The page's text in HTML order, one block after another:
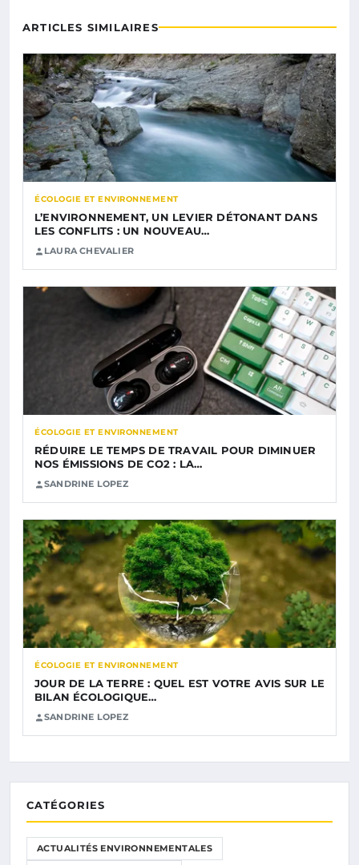
ARTICLES SIMILAIRES
ÉCOLOGIE ET ENVIRONNEMENT
L’ENVIRONNEMENT, UN LEVIER DÉTONANT DANS
LES CONFLITS : UN NOUVEAU…
LAURA CHEVALIER
ÉCOLOGIE ET ENVIRONNEMENT
RÉDUIRE LE TEMPS DE TRAVAIL POUR DIMINUER
NOS ÉMISSIONS DE CO2 : LA…
SANDRINE LOPEZ
ÉCOLOGIE ET ENVIRONNEMENT
JOUR DE LA TERRE : QUEL EST VOTRE AVIS SUR LE
BILAN ÉCOLOGIQUE…
SANDRINE LOPEZ
CATÉGORIES
ACTUALITÉS ENVIRONNEMENTALES